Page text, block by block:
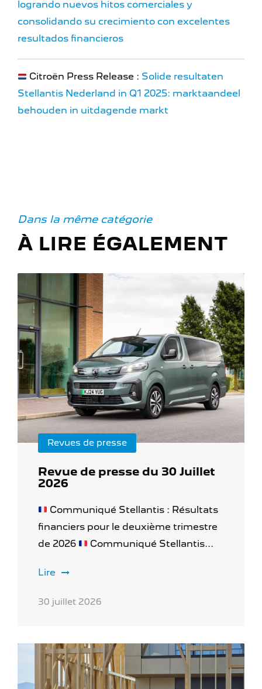
logrando nuevos hitos comerciales y
consolidando su crecimiento con excelentes
resultados financieros
Citroën Press Release : Solide resultaten
Stellantis Nederland in Q1 2025: marktaandeel
behouden in uitdagende markt
Dans la même catégorie
À LIRE ÉGALEMENT
Revues de presse
Revue de presse du 30 Juillet
2026
Communiqué Stellantis : Résultats
financiers pour le deuxième trimestre
de 2026
Communiqué Stellantis...
Lire
30 juillet 2026